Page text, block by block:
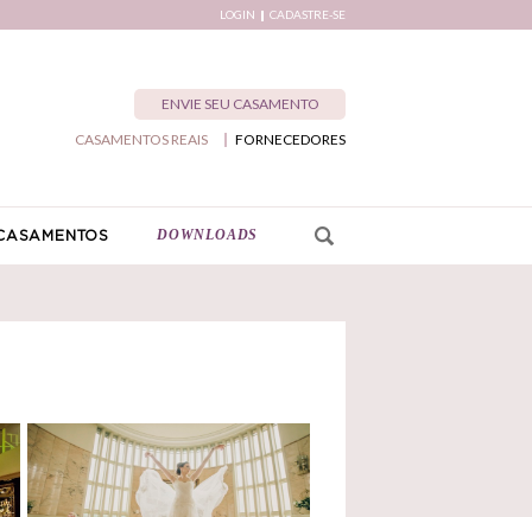
LOGIN CADASTRE-SE
ENVIE SEU CASAMENTO
FORNECEDORES
CASAMENTOS REAIS
DOWNLOADS